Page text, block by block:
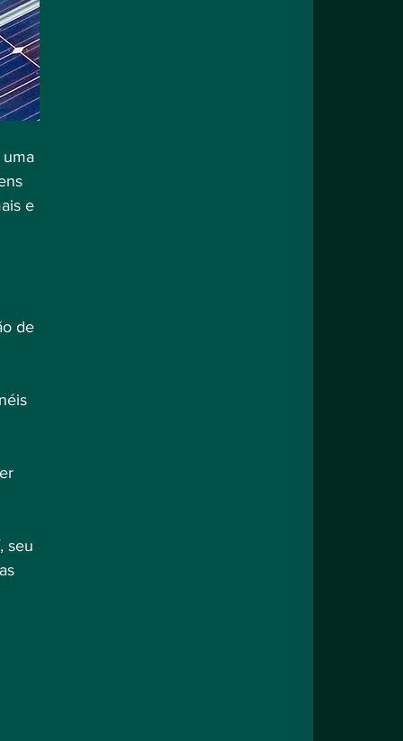
e
de
seu